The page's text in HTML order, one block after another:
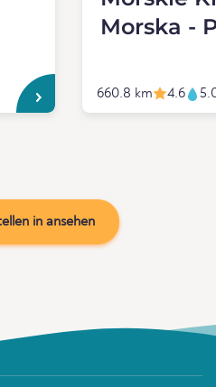
Morska -
660.8 km 4.6
in ansehen